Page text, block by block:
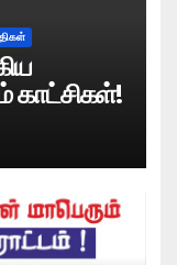
காட்சிகள்!